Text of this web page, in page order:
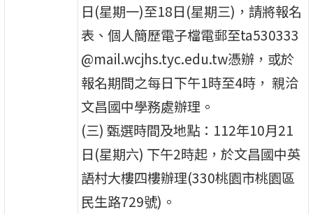
日(星期一)至18日(星期三)，請將報名
表、個人簡歷電子檔電郵至ta530333
@mail.wcjhs.tyc.edu.tw憑辦，或於
報名期間之每日下午1時至4時， 親洽
文昌國中學務處辦理。
(三) 甄選時間及地點：112年10月21
日(星期六) 下午2時起，於文昌國中英
語村大樓四樓辦理(330桃園市桃園區
民生路729號)。